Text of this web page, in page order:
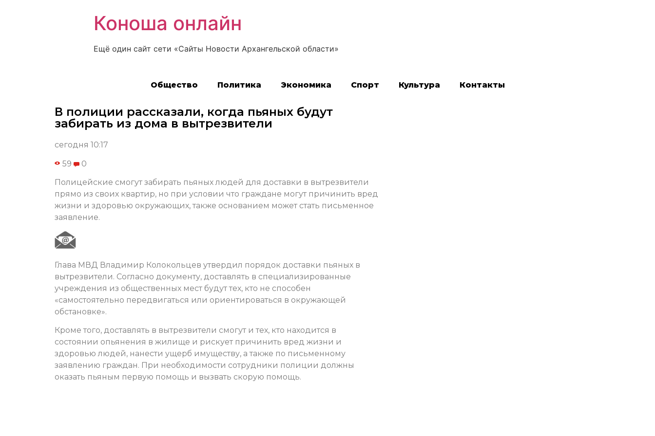
Коноша онлайн
Ещё один сайт сети «Сайты Новости Архангельской области»
Общество Политика Экономика Спорт Культура Контакты
В полиции рассказали, когда пьяных будут
забирать из дома в вытрезвители
сегодня 10:17
59 0
Полицейские смогут забирать пьяных людей для доставки в вытрезвители
прямо из своих квартир, но при условии что граждане могут причинить вред
жизни и здоровью окружающих, также основанием может стать письменное
заявление.
Глава МВД Владимир Колокольцев утвердил порядок доставки пьяных в
вытрезвители. Согласно документу, доставлять в специализированные
учреждения из общественных мест будут тех, кто не способен
«самостоятельно передвигаться или ориентироваться в окружающей
обстановке».
Кроме того, доставлять в вытрезвители смогут и тех, кто находится в
состоянии опьянения в жилище и рискует причинить вред жизни и
здоровью людей, нанести ущерб имуществу, а также по письменному
заявлению граждан. При необходимости сотрудники полиции должны
оказать пьяным первую помощь и вызвать скорую помощь.